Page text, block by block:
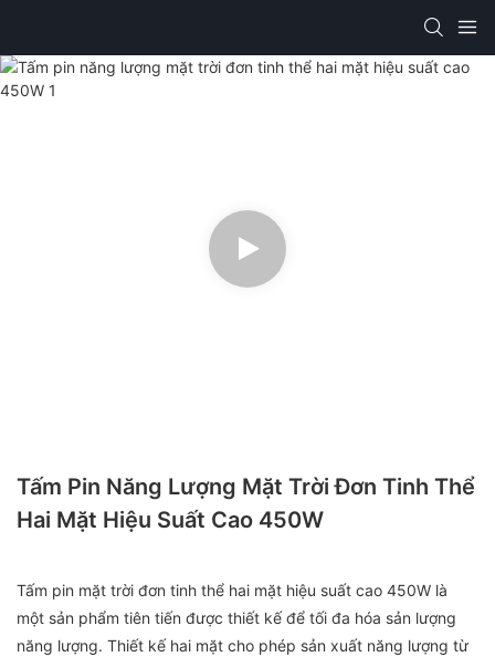
Tấm Pin Năng Lượng Mặt Trời Đơn Tinh Thể
Hai Mặt Hiệu Suất Cao 450W
Tấm pin mặt trời đơn tinh thể hai mặt hiệu suất cao 450W là
một sản phẩm tiên tiến được thiết kế để tối đa hóa sản lượng
năng lượng. Thiết kế hai mặt cho phép sản xuất năng lượng từ